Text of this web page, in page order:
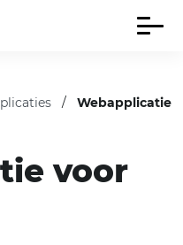
/
Webapplicatie
voor